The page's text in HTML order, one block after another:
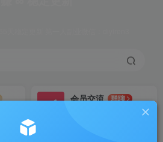
会员交流
群聊